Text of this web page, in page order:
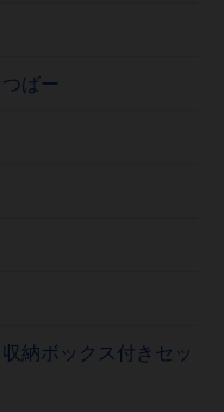
ばー
収納ボックス付きセッ